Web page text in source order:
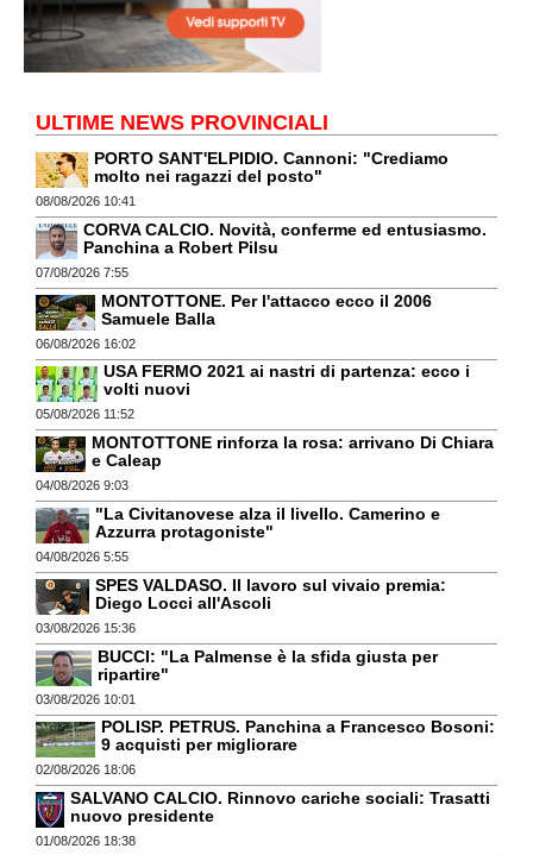
ULTIME NEWS PROVINCIALI
PORTO SANT'ELPIDIO. Cannoni: "Crediamo
molto nei ragazzi del posto"
08/08/2026 10:41
CORVA CALCIO. Novità, conferme ed entusiasmo.
Panchina a Robert Pilsu
07/08/2026 7:55
MONTOTTONE. Per l'attacco ecco il 2006
Samuele Balla
06/08/2026 16:02
USA FERMO 2021 ai nastri di partenza: ecco i
volti nuovi
05/08/2026 11:52
MONTOTTONE rinforza la rosa: arrivano Di Chiara
e Caleap
04/08/2026 9:03
"La Civitanovese alza il livello. Camerino e
Azzurra protagoniste"
04/08/2026 5:55
SPES VALDASO. Il lavoro sul vivaio premia:
Diego Locci all'Ascoli
03/08/2026 15:36
BUCCI: "La Palmense è la sfida giusta per
ripartire"
03/08/2026 10:01
POLISP. PETRUS. Panchina a Francesco Bosoni:
9 acquisti per migliorare
02/08/2026 18:06
SALVANO CALCIO. Rinnovo cariche sociali: Trasatti
nuovo presidente
01/08/2026 18:38